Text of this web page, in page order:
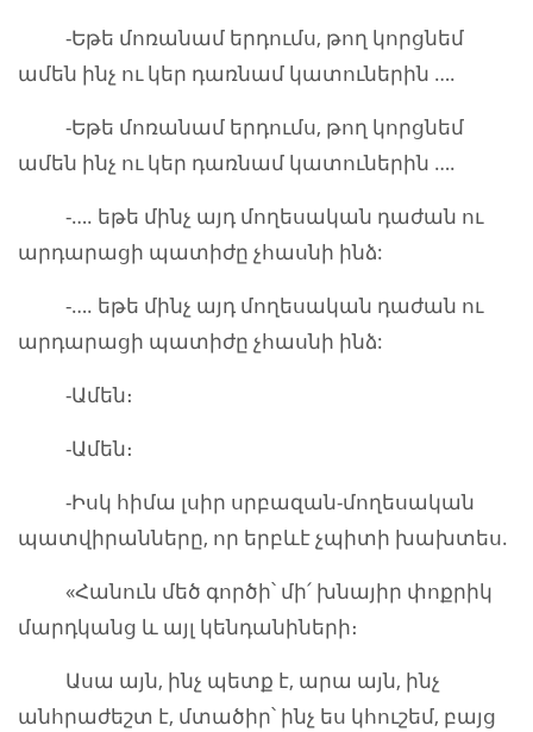
-Եթե մոռանամ երդումս, թող կորցնեմ
ամեն ինչ ու կեր դառնամ կատուներին ….
-Եթե մոռանամ երդումս, թող կորցնեմ
ամեն ինչ ու կեր դառնամ կատուներին ….
-…. եթե մինչ այդ մողեսական դաժան ու
արդարացի պատիժը չհասնի ինձ:
-…. եթե մինչ այդ մողեսական դաժան ու
արդարացի պատիժը չհասնի ինձ:
-Ամեն։
-Ամեն։
-Իսկ հիմա լսիր սրբազան-մողեսական
պատվիրանները, որ երբևէ չպիտի խախտես.
«Հանուն մեծ գործի՝ մի՛ խնայիր փոքրիկ
մարդկանց և այլ կենդանիների։
Ասա այն, ինչ պետք է, արա այն, ինչ
անհրաժեշտ է, մտածիր՝ ինչ ես կհուշեմ, բայց